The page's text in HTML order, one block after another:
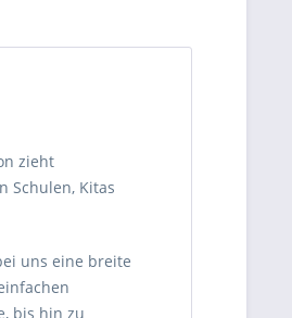
zieht
Schulen, Kitas
uns eine breite
bis hin zu